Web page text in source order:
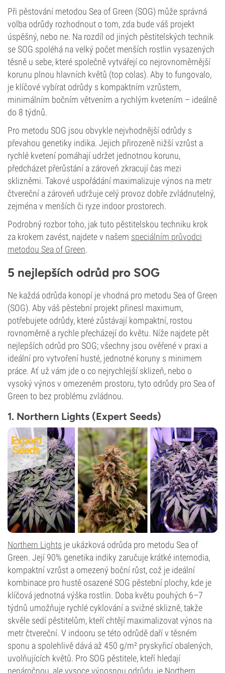
Při pěstování metodou Sea of Green (SOG) může správná
volba odrůdy rozhodnout o tom, zda bude váš projekt
úspěšný, nebo ne. Na rozdíl od jiných pěstitelských technik
se SOG spoléhá na velký počet menších rostlin vysazených
těsně u sebe, které společně vytvářejí co nejrovnoměrnější
korunu plnou hlavních květů (top colas). Aby to fungovalo,
je klíčové vybírat odrůdy s kompaktním vzrůstem,
minimálním bočním větvením a rychlým kvetením – ideálně
do 8 týdnů.
Pro metodu SOG jsou obvykle nejvhodnější odrůdy s
převahou genetiky indika. Jejich přirozeně nižší vzrůst a
rychlé kvetení pomáhají udržet jednotnou korunu,
předcházet přerůstání a zároveň zkracují čas mezi
sklizněmi. Takové uspořádání maximalizuje výnos na metr
čtvereční a zároveň udržuje celý provoz dobře zvládnutelný,
zejména v menších či ryze indoor prostorech.
Podrobný rozbor toho, jak tuto pěstitelskou techniku krok
za krokem zavést, najdete v našem speciálním průvodci
metodou Sea of Green.
5 nejlepších odrůd pro SOG
Ne každá odrůda konopí je vhodná pro metodu Sea of Green
(SOG). Aby váš pěstební projekt přinesl maximum,
potřebujete odrůdy, které zůstávají kompaktní, rostou
rovnoměrně a rychle přecházejí do květu. Níže najdete pět
nejlepších odrůd pro SOG; všechny jsou ověřené v praxi a
ideální pro vytvoření husté, jednotné koruny s minimem
práce. Ať už vám jde o co nejrychlejší sklizeň, nebo o
vysoký výnos v omezeném prostoru, tyto odrůdy pro Sea of
Green to bez problému zvládnou.
1. Northern Lights (Expert Seeds)
Northern Lights je ukázková odrůda pro metodu Sea of
Green. Její 90% genetika indiky zaručuje krátké internodia,
kompaktní vzrůst a omezený boční růst, což je ideální
kombinace pro hustě osazené SOG pěstební plochy, kde je
klíčová jednotná výška rostlin. Doba květu pouhých 6–7
týdnů umožňuje rychlé cyklování a svižné sklizně, takže
skvěle sedí pěstitelům, kteří chtějí maximalizovat výnos na
metr čtvereční. V indooru se této odrůdě daří v těsném
sponu a spolehlivě dává až 450 g/m² pryskyřicí obalených,
uvolňujících květů. Pro SOG pěstitele, kteří hledají
nenáročnou, ale vysoce výnosnou odrůdu, je Northern